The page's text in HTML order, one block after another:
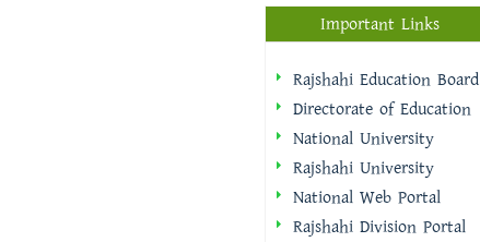
Important Links
Rajshahi Education Board
Directorate of Education
National University
Rajshahi University
National Web Portal
Rajshahi Division Portal